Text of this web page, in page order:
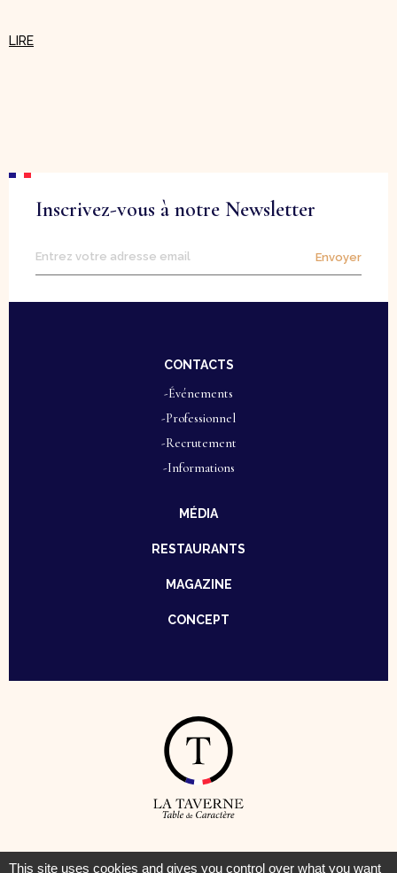
Inscrivez-vous à notre Newsletter
Envoyer
CONTACTS
-Événements
-Professionnel
-Recrutement
-Informations
MÉDIA
RESTAURANTS
MAGAZINE
CONCEPT
This site uses cookies and gives you control over what you want